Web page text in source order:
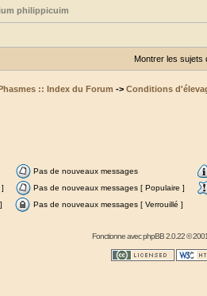
philippicuim
Montrer les sujets
:: Index du Forum -> Conditions
Pas de nouveaux messages
Pas de nouveaux messages [ Populaire ]
Pas de nouveaux messages [ Verrouillé ]
Fonctionne avecphpBB2.0.22 ©